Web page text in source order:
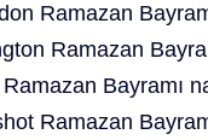
Ramazan
Ramazan
Bayramı
Ramazan